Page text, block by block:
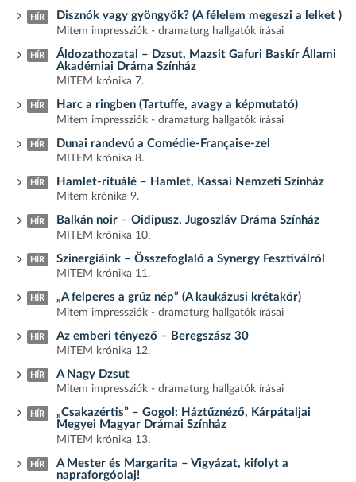
HÍR Disznók vagy gyöngyök? (A félelem megeszi a lelket )
Mitem impressziók - dramaturg hallgatók írásai
HÍR
Áldozathozatal – Dzsut, Mazsit Gafuri Baskír Állami
Akadémiai Dráma Színház
MITEM krónika 7.
HÍR Harc a ringben (Tartuffe, avagy a képmutató)
Mitem impressziók - dramaturg hallgatók írásai
HÍR Dunai randevú a Comédie-Française-zel
MITEM krónika 8.
HÍR Hamlet-rituálé – Hamlet, Kassai Nemzeti Színház
Mitem krónika 9.
HÍR Balkán noir – Oidipusz, Jugoszláv Dráma Színház
MITEM krónika 10.
HÍR Szinergiáink – Összefoglaló a Synergy Fesztiválról
MITEM krónika 11.
HÍR „A felperes a grúz nép” (A kaukázusi krétakör)
Mitem impressziók - dramaturg hallgatók írásai
HÍR Az emberi tényező – Beregszász 30
MITEM krónika 12.
HÍR A Nagy Dzsut
Mitem impressziók - dramaturg hallgatók írásai
HÍR
„Csakazértis” – Gogol: Háztűznéző, Kárpátaljai
Megyei Magyar Drámai Színház
MITEM krónika 13.
HÍR
A Mester és Margarita – Vigyázat, kifolyt a
napraforgóolaj!